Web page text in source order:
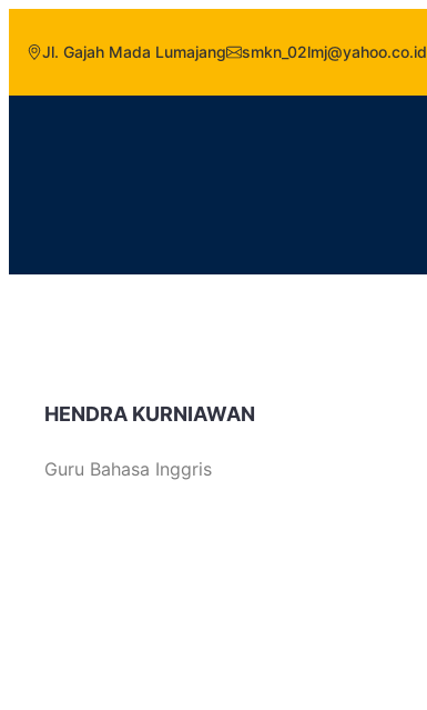
Jl. Gajah Mada Lumajang smkn_02lmj@yahoo.co.id
HENDRA KURNIAWAN
Guru Bahasa Inggris